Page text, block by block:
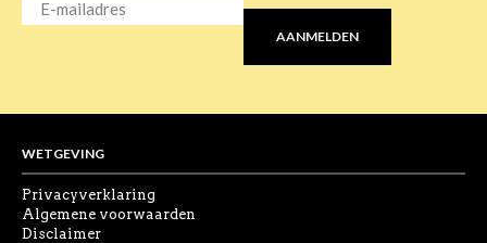
MAILADRES* AANMELDEN
WETGEVING
Privacyverklaring
Algemene voorwaarden
Disclaimer